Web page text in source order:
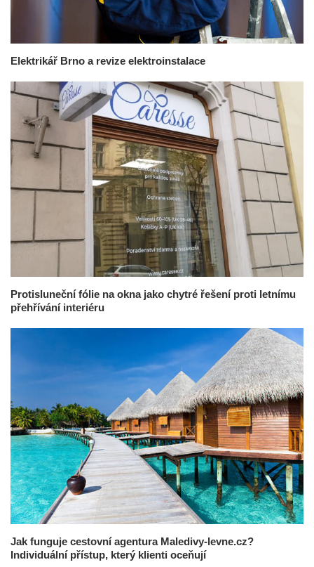
Elektrikář Brno a revize elektroinstalace
Protisluneční fólie na okna jako chytré řešení proti letnímu
přehřívání interiéru
Jak funguje cestovní agentura Maledivy-levne.cz?
Individuální přístup, který klienti oceňují